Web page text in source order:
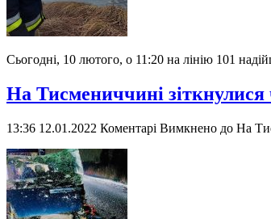
Сьогодні, 10 лютого, о 11:20 на лінію 101
На Тисмениччині зіткнулися
13:36 12.01.2022 Коментарі Вимкнено до На